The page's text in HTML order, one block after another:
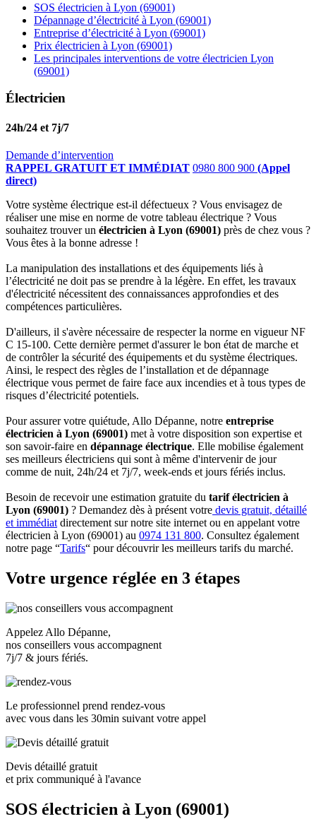
SOS électricien à Lyon (69001)
Dépannage d’électricité à Lyon (69001)
Entreprise d’électricité à Lyon (69001)
Prix électricien à Lyon (69001)
Les principales interventions de votre électricien Lyon
(69001)
Électricien
24h/24 et 7j/7
Demande d’intervention
RAPPEL GRATUIT ET IMMÉDIAT 0980 800 900 (Appel
direct)
Votre système électrique est-il défectueux ? Vous envisagez de
réaliser une mise en norme de votre tableau électrique ? Vous
souhaitez trouver un électricien à Lyon (69001) près de chez vous ?
Vous êtes à la bonne adresse !
La manipulation des installations et des équipements liés à
l’électricité ne doit pas se prendre à la légère. En effet, les travaux
d'électricité nécessitent des connaissances approfondies et des
compétences particulières.
D'ailleurs, il s'avère nécessaire de respecter la norme en vigueur NF
C 15-100. Cette dernière permet d'assurer le bon état de marche et
de contrôler la sécurité des équipements et du système électriques.
Ainsi, le respect des règles de l’installation et de dépannage
électrique vous permet de faire face aux incendies et à tous types de
risques d’électricité potentiels.
Pour assurer votre quiétude, Allo Dépanne, notre entreprise
électricien à Lyon (69001) met à votre disposition son expertise et
son savoir-faire en dépannage électrique. Elle mobilise également
ses meilleurs électriciens qui sont à même d'intervenir de jour
comme de nuit, 24h/24 et 7j/7, week-ends et jours fériés inclus.
Besoin de recevoir une estimation gratuite du tarif électricien à
Lyon (69001) ? Demandez dès à présent votre devis gratuit, détaillé
et immédiat directement sur notre site internet ou en appelant votre
électricien à Lyon (69001) au 0974 131 800. Consultez également
notre page “Tarifs“ pour découvrir les meilleurs tarifs du marché.
Votre urgence réglée en 3 étapes
Appelez Allo Dépanne,
nos conseillers vous accompagnent
7j/7 & jours fériés.
Le professionnel prend rendez-vous
avec vous dans les 30min suivant votre appel
Devis détaillé gratuit
et prix communiqué à l'avance
SOS électricien à Lyon (69001)